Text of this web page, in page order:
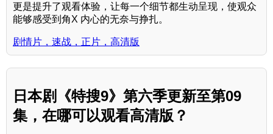
更是提升了观看体验，让每一个细节都生动呈现，使观众
能够感受到角X 内心的无奈与挣扎。
剧情片，速战，正片，高清版
日本剧《特搜9》第六季更新至第09
集，在哪可以观看高清版？